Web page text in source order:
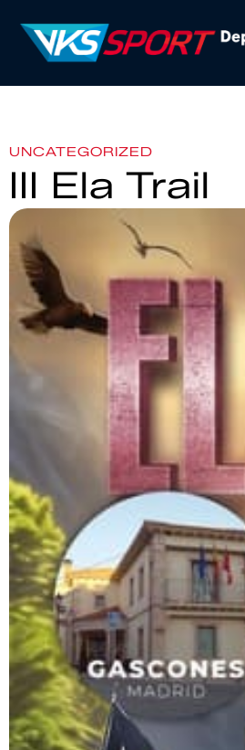
UNCATEGORIZED
III Ela Trail